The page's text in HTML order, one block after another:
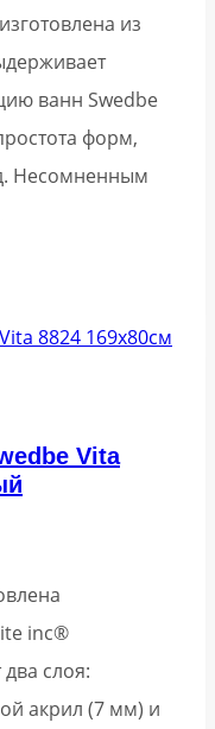
из
ванн Swedbe
форм,
Несомненным
Vita
inc®
слоя:
акрил (7 мм) и